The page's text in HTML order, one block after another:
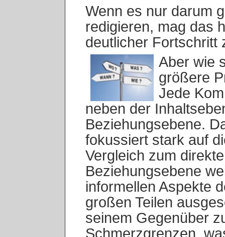
Wenn es nur darum
redigieren, mag das
deutlicher Fortschritt
Aber wie
größere
Jede
neben der
Beziehungsebene.
fokussiert stark auf
Vergleich zum
Beziehungsebene
informellen Aspekte
großen Teilen
seinem Gegenüber
Schmerzgrenzen,